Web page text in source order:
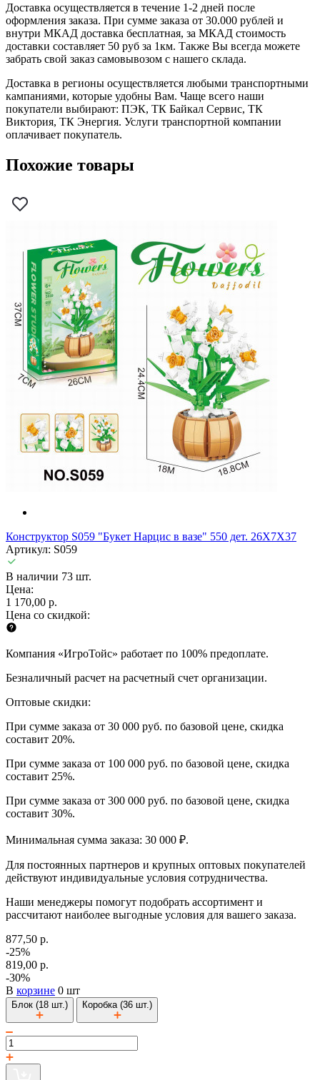
Доставка осуществляется в течение 1-2 дней после
оформления заказа. При сумме заказа от 30.000 рублей и
внутри МКАД доставка бесплатная, за МКАД стоимость
доставки составляет 50 руб за 1км. Также Вы всегда можете
забрать свой заказ самовывозом с нашего склада.
Доставка в регионы осуществляется любыми транспортными
кампаниями, которые удобны Вам. Чаще всего наши
покупатели выбирают: ПЭК, ТК Байкал Сервис, ТК
Виктория, ТК Энергия. Услуги транспортной компании
оплачивает покупатель.
Похожие товары
Конструктор S059 "Букет Нарцис в вазе" 550 дет. 26X7X37
Артикул: S059
В наличии 73 шт.
Цена:
1 170,00 р.
Цена со скидкой:
Компания «ИгроТойс» работает по 100% предоплате.
Безналичный расчет на расчетный счет организации.
Оптовые скидки:
При сумме заказа от 30 000 руб. по базовой цене, скидка
составит 20%.
При сумме заказа от 100 000 руб. по базовой цене, скидка
составит 25%.
При сумме заказа от 300 000 руб. по базовой цене, скидка
составит 30%.
Минимальная сумма заказа: 30 000 ₽.
Для постоянных партнеров и крупных оптовых покупателей
действуют индивидуальные условия сотрудничества.
Наши менеджеры помогут подобрать ассортимент и
рассчитают наиболее выгодные условия для вашего заказа.
877,50 р.
-25%
819,00 р.
-30%
В корзине 0 шт
Блок (18 шт.) Коробка (36 шт.)